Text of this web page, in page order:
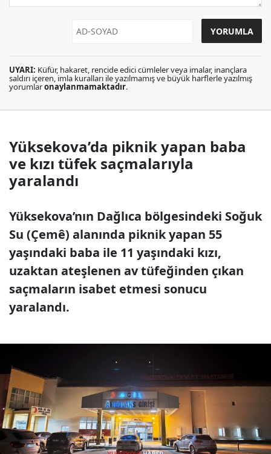
UYARI: Küfür, hakaret, rencide edici cümleler veya imalar, inançlara
saldırı içeren, imla kuralları ile yazılmamış ve büyük harflerle yazılmış
yorumlaronaylanmamaktadır.
Yüksekova’da piknik yapan baba
ve kızı tüfek saçmalarıyla
yaralandı
Yüksekova’nın Dağlıca bölgesindeki Soğuk
Su (Çemê) alanında piknik yapan 55
yaşındaki baba ile 11 yaşındaki kızı,
uzaktan ateşlenen av tüfeğinden çıkan
saçmaların isabet etmesi sonucu
yaralandı.